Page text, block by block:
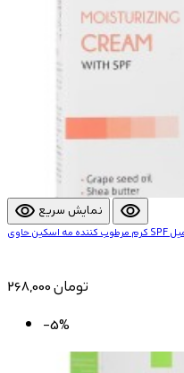
visibility نمایش سریع visibility
268,000 تومان
-5%